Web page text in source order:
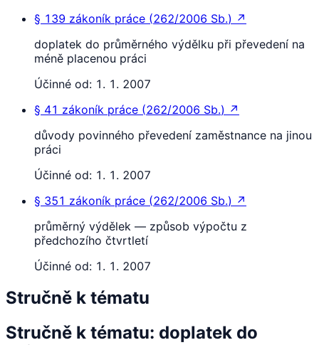
§ 139 zákoník práce (262/2006 Sb.) ↗
doplatek do průměrného výdělku při převedení na
méně placenou práci
Účinné od: 1. 1. 2007
§ 41 zákoník práce (262/2006 Sb.) ↗
důvody povinného převedení zaměstnance na jinou
práci
Účinné od: 1. 1. 2007
§ 351 zákoník práce (262/2006 Sb.) ↗
průměrný výdělek — způsob výpočtu z
předchozího čtvrtletí
Účinné od: 1. 1. 2007
Stručně k tématu
Stručně k tématu: doplatek do